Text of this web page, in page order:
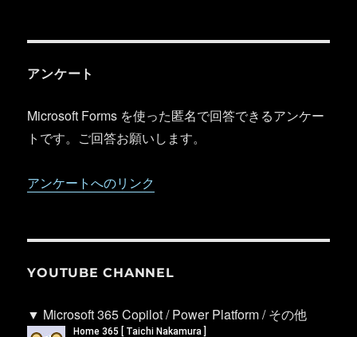
アンケート
Microsoft Forms を使った匿名で回答できるアンケー
トです。ご回答お願いします。
アンケートへのリンク
YOUTUBE CHANNEL
▼ Microsoft 365 Copilot / Power Platform / その他